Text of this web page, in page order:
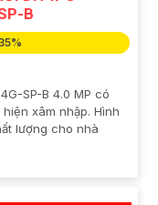
B
SP-B 4.0 MP có
xâm nhập. Hình
lượng cho nhà